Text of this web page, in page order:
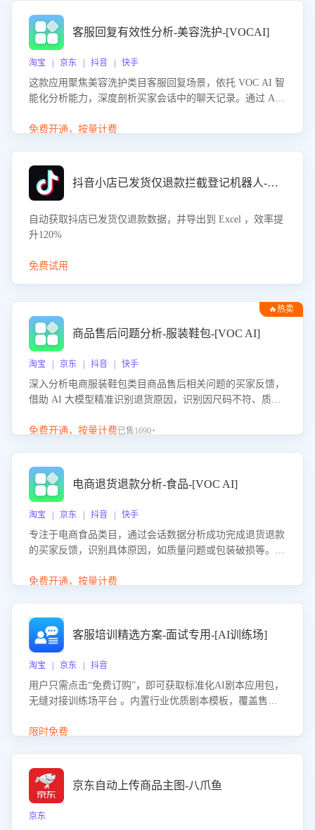
客服回复有效性分析-美容洗护-[VOCAI]
淘宝 | 京东 | 抖音 | 快手
这款应用聚焦美容洗护类目客服回复场景，依托 VOC AI 智
能化分析能力，深度剖析买家会话中的聊天记录。通过 AI
答的有效性与完整性，输出针对性改进策略，助力商家快速
免费开通，按量计费
抖音小店已发货仅退款拦截登记机器人-八爪鱼
自动获取抖店已发货仅退款数据，并导出到 Excel ，效率提
升120%
免费试用
🔥热卖
商品售后问题分析-服装鞋包-[VOC AI]
淘宝 | 京东 | 抖音 | 快手
深入分析电商服装鞋包类目商品售后相关问题的买家反馈，
借助 AI 大模型精准识别退货原因，识别因尺码不符、质量
议，助力商家优化产品或服务，实现销售额的显著提升。
免费开通，按量计费已售1690+
电商退货退款分析-食品-[VOC AI]
淘宝 | 京东 | 抖音 | 快手
专注于电商食品类目，通过会话数据分析成功完成退货退款
的买家反馈，识别具体原因，如质量问题或包装破损等。结
商家降低退款率，提升售后效率。
免费开通，按量计费
客服培训精选方案-面试专用-[AI训练场]
淘宝 | 京东 | 抖音
用户只需点击“免费订购”，即可获取标准化AI剧本应用包，
无缝对接训练场平台 。内置行业优质剧本模板，覆盖售前
初始化时间，助力企业快速启动智能客服训练
限时免费
京东自动上传商品主图-八爪鱼
京东